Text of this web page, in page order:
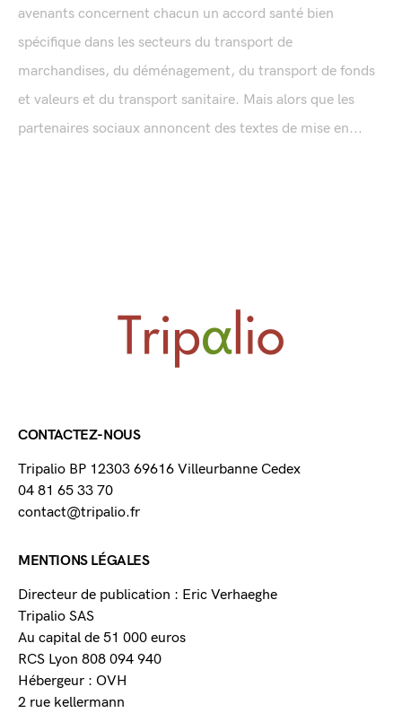
avenants concernent chacun un accord santé bien
spécifique dans les secteurs du transport de
marchandises, du déménagement, du transport de fonds
et valeurs et du transport sanitaire. Mais alors que les
partenaires sociaux annoncent des textes de mise en...
CONTACTEZ-NOUS
Tripalio BP 12303 69616 Villeurbanne Cedex
04 81 65 33 70
contact@tripalio.fr
MENTIONS LÉGALES
Directeur de publication : Eric Verhaeghe
Tripalio SAS
Au capital de 51 000 euros
RCS Lyon 808 094 940
Hébergeur : OVH
2 rue kellermann